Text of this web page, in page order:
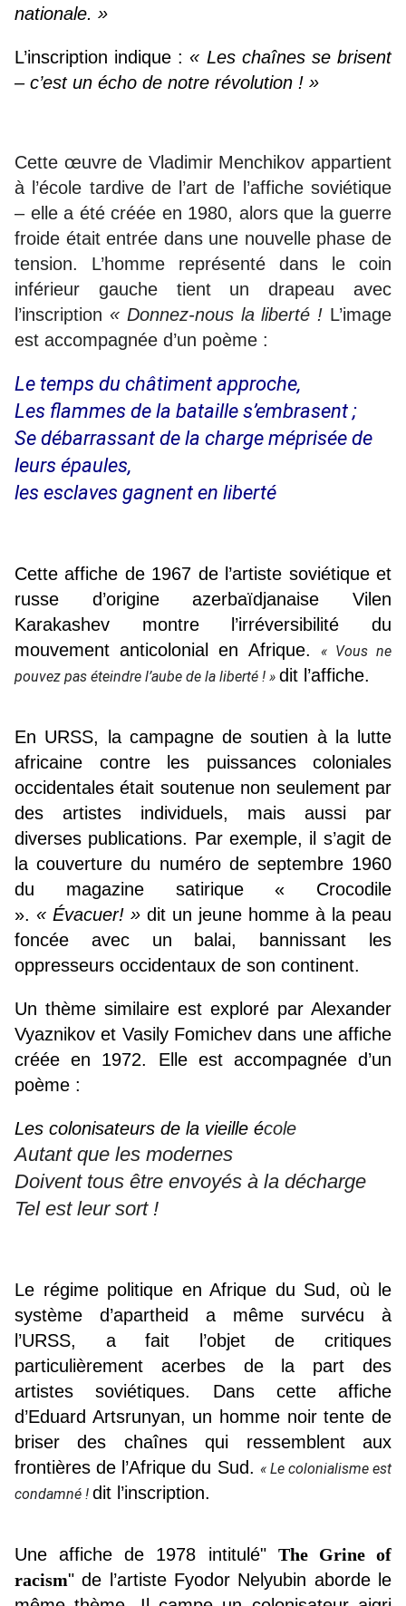
nationale. »
L’inscription indique :« Les chaînes se brisent
– c’est un écho de notre révolution ! »
Cette œuvre de Vladimir Menchikov appartient
à l’école tardive de l’art de l’affiche soviétique
– elle a été créée en 1980, alors que la guerre
froide était entrée dans une nouvelle phase de
tension. L’homme représenté dans le coin
inférieur gauche tient un drapeau avec
l’inscription « Donnez-nous la liberté ! L’image
est accompagnée d’un poème :
Le temps du châtiment approche,
Les flammes de la bataille s’embrasent ;
Se débarrassant de la charge méprisée de
leurs épaules,
les esclaves gagnent en liberté
Cette affiche de 1967 de l’artiste soviétique et
russe d’origine azerbaïdjanaise Vilen
Karakashev montre l’irréversibilité du
mouvement anticolonial en Afrique. « Vous ne
pouvez pas éteindre l’aube de la liberté ! » dit l’affiche.
En URSS, la campagne de soutien à la lutte
africaine contre les puissances coloniales
occidentales était soutenue non seulement par
des artistes individuels, mais aussi par
diverses publications. Par exemple, il s’agit de
la couverture du numéro de septembre 1960
du magazine satirique « Crocodile
». « Évacuer! » dit un jeune homme à la peau
foncée avec un balai, bannissant les
oppresseurs occidentaux de son continent.
Un thème similaire est exploré par Alexander
Vyaznikov et Vasily Fomichev dans une affiche
créée en 1972. Elle est accompagnée d’un
poème :
Les colonisateurs de la vieille école
Autant que les modernes
Doivent tous être envoyés à la décharge
Tel est leur sort !
Le régime politique en Afrique du Sud, où le
système d’apartheid a même survécu à
l’URSS, a fait l’objet de critiques
particulièrement acerbes de la part des
artistes soviétiques. Dans cette affiche
d’Eduard Artsrunyan, un homme noir tente de
briser des chaînes qui ressemblent aux
frontières de l’Afrique du Sud. « Le colonialisme est
condamné ! dit l’inscription.
Une affiche de 1978 intitulé" The Grine of
racism" de l’artiste Fyodor Nelyubin aborde le